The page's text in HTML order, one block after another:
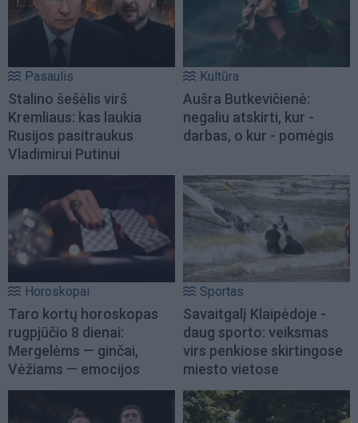
Pasaulis
Stalino šešėlis virš
Kremliaus: kas laukia
Rusijos pasitraukus
Vladimirui Putinui
Kultūra
Aušra Butkevičienė:
negaliu atskirti, kur -
darbas, o kur - pomėgis
Horoskopai
Taro kortų horoskopas
rugpjūčio 8 dienai:
Mergelėms — ginčai,
Vėžiams — emocijos
Sportas
Savaitgalį Klaipėdoje -
daug sporto: veiksmas
virs penkiose skirtingose
miesto vietose